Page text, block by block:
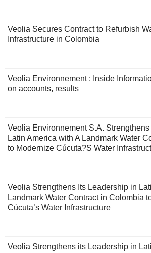
Veolia Secures Contract to Refurbish
Infrastructure in Colombia
Veolia Environnement : Inside
on accounts, results
Veolia Environnement S.A.
Latin America with A Landmark Water
to Modernize Cúcuta?S Water
Veolia Strengthens Its Leadership in
Landmark Water Contract in Colombia
Cúcuta’s Water Infrastructure
Veolia Strengthens its Leadership in